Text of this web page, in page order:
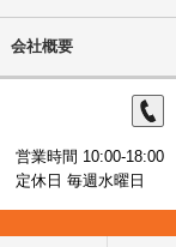
会社概要
営業時間 10:00-18:00
定休日 毎週水曜日